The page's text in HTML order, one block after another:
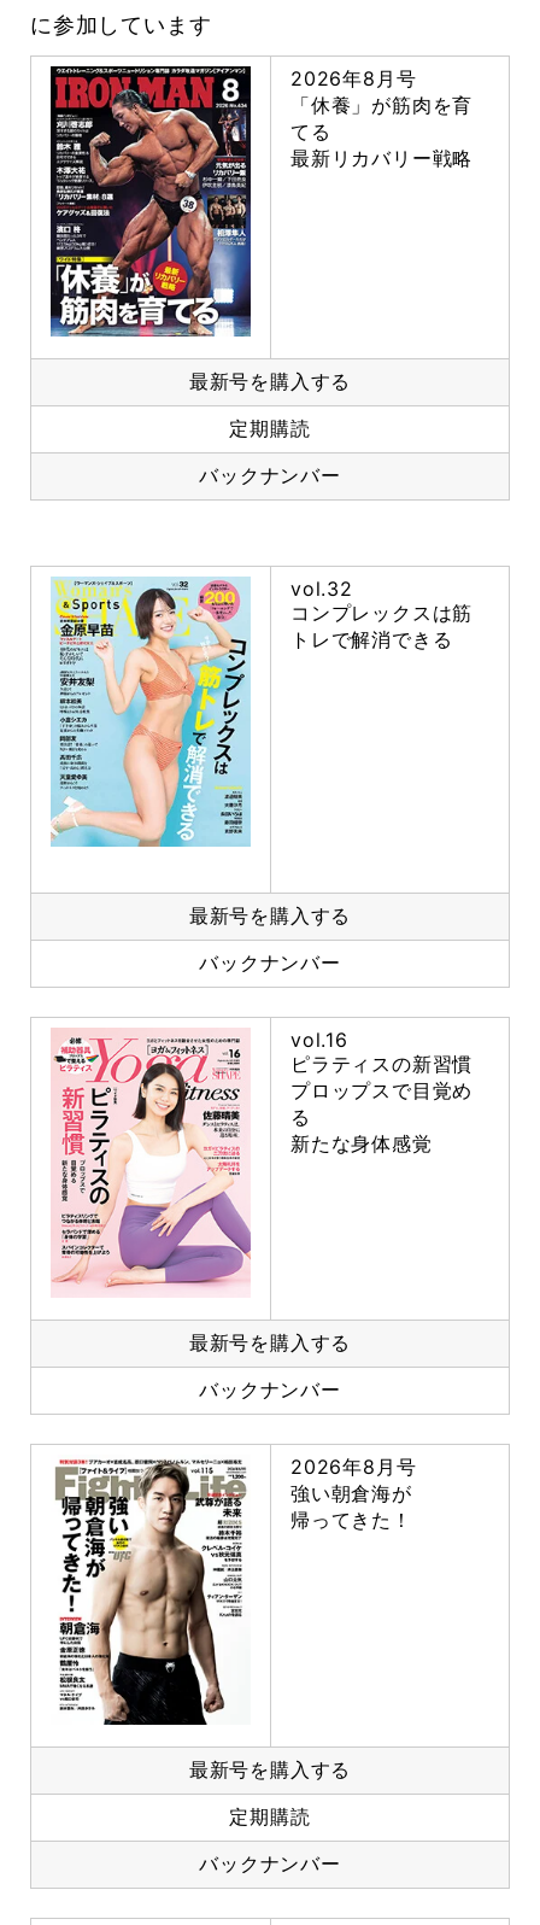
に参加しています
2026年8月号
「休養」が筋肉を育
てる
最新リカバリー戦略
最新号を購入する
定期購読
バックナンバー
vol.32
コンプレックスは筋
トレで解消できる
最新号を購入する
バックナンバー
vol.16
ピラティスの新習慣
プロップスで目覚め
る
新たな身体感覚
最新号を購入する
バックナンバー
2026年8月号
強い朝倉海が
帰ってきた！
最新号を購入する
定期購読
バックナンバー